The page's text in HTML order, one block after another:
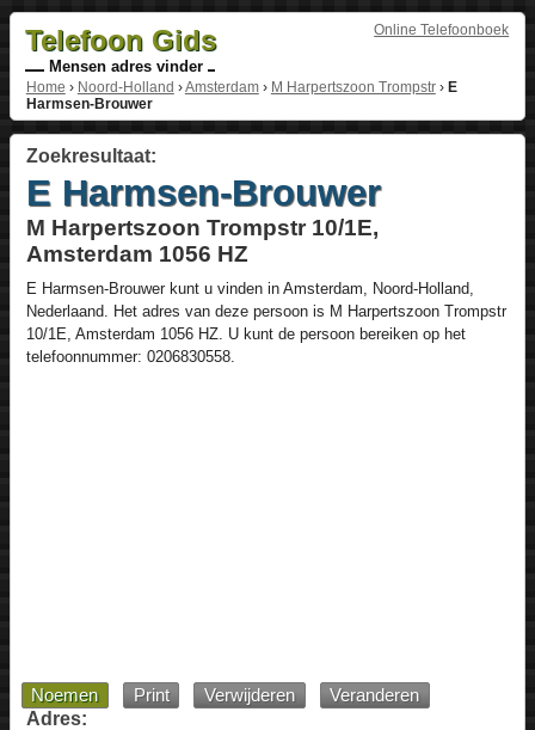
Online Telefoonboek
Telefoon Gids
Mensen adres vinder
Home › Noord-Holland ›Amsterdam› M Harpertszoon Trompstr› E
Harmsen-Brouwer
Zoekresultaat:
E Harmsen-Brouwer
M Harpertszoon Trompstr 10/1E,
Amsterdam 1056 HZ
E Harmsen-Brouwerkunt u vinden in Amsterdam Noord-Holland,
Nederlaand. Het adres van deze persoon is M Harpertszoon Trompstr
10/1E , Amsterdam 1056 HZ. U kunt de persoon bereiken op het
telefoonnummer: 0206830558.
Noemen Print Verwijderen
Veranderen
Adres: